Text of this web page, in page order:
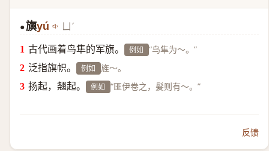
●旟yú ㄩˊ
古代画着鸟隼的军旗。 例如 “鸟隼为～。”
泛指旗帜。 例如 旌～。
扬起，翘起。 例如 “匪伊卷之，髮则有～。”
反馈